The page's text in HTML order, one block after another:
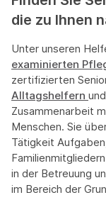
die zu Ihnen
Unter unseren
examinierten
zertifizierten
Alltagshelfern und
Zusammenarbeit
Menschen. Sie
Tätigkeit
in der Betreuung
im Bereich der